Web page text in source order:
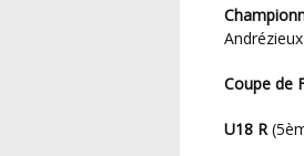
Coupe de
U18 R